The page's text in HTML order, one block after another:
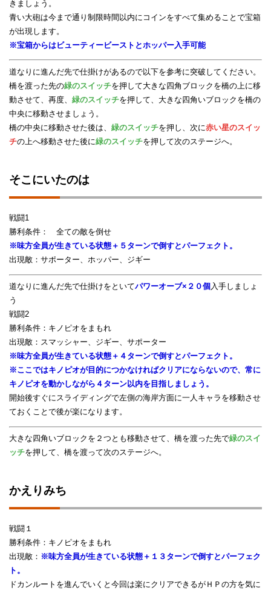
きましょう。
青い大砲は今まで通り制限時間以内にコインをすべて集めることで宝箱
が出現します。
※宝箱からはビューティービーストとホッパー入手可能
道なりに進んだ先で仕掛けがあるので以下を参考に突破してください。
橋を渡った先の緑のスイッチを押して大きな四角ブロックを橋の上に移
動させて、再度、 緑のスイッチを押して、大きな四角いブロックを橋の
中央に移動させましょう。
橋の中央に移動させた後は、 緑のスイッチを押し、次に赤い星のスイッ
チの上へ移動させた後に緑のスイッチを押して次のステージへ。
そこにいたのは
戦闘1
勝利条件： 全ての敵を倒せ
※味方全員が生きている状態＋５ターンで倒すとパーフェクト。
出現敵：サポーター、ホッパー、ジギー
道なりに進んだ先で仕掛けをといてパワーオーブ×２０個 入手しましょ
う
戦闘2
勝利条件：キノピオをまもれ
出現敵：スマッシャー、ジギー、サポーター
※味方全員が生きている状態＋４ターンで倒すとパーフェクト。
※ここではキノピオが目的につかなければクリアにならないので、常に
キノピオを動かしながら４ターン以内を目指しましょう。
開始後すぐにスライディングで左側の海岸方面に一人キャラを移動させ
ておくことで後が楽になります。
大きな四角いブロックを２つとも移動させて、橋を渡った先で緑のスイ
ッチを押して、橋を渡って次のステージへ。
かえりみち
戦闘１
勝利条件：キノピオをまもれ
出現敵： ※味方全員が生きている状態＋１３ターンで倒すとパーフェク
ト。
ドカンルートを進んでいくと今回は楽にクリアできるがＨＰの方を気に